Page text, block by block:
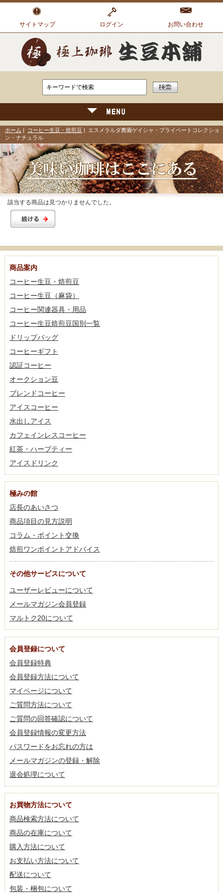
サイトマップ ログイン お問い合わせ
ホーム コーヒー生豆・焙煎豆 | エスメラルダ農園ゲイシャ・プライベートコレクショ
ン・ナチュラル
該当する商品は見つかりませんでした。
商品案内
コーヒー生豆・焙煎豆
コーヒー生豆（麻袋）
コーヒー関連器具・用品
コーヒー生豆焙煎豆国別一覧
ドリップバッグ
コーヒーギフト
認証コーヒー
オークション豆
ブレンドコーヒー
アイスコーヒー
水出しアイス
カフェインレスコーヒー
紅茶・ハーブティー
アイスドリンク
極みの館
店長のあいさつ
商品項目の見方説明
コラム・ポイント交換
焙煎ワンポイントアドバイス
その他サービスについて
ユーザーレビューについて
メールマガジン会員登録
マルトク20について
会員登録について
会員登録特典
会員登録方法について
マイページについて
ご質問方法について
ご質問の回答確認について
会員登録情報の変更方法
パスワードをお忘れの方は
メールマガジンの登録・解除
退会処理について
お買物方法について
商品検索方法について
商品の在庫について
購入方法について
お支払い方法について
配送について
包装・梱包について